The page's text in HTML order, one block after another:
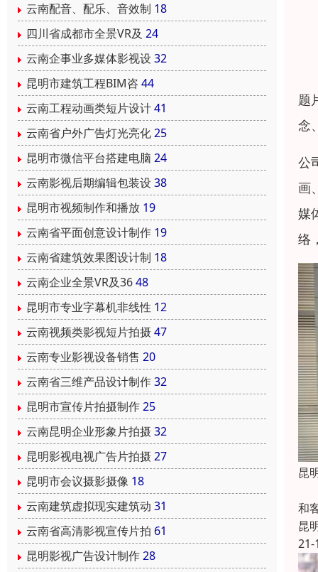
云南配音、配乐、音效制 18
四川省成都市全景VR及 24
云南企事业多媒体影视设 32
昆明市建筑工程BIM咨 44
云南工程动画类短片设计41
云南省户外广告灯光亮化25
昆明市微信平台搭建电脑 24
云南影视后期编辑包装设 38
昆明市视频制作和播放 19
云南省平面创意设计制作 19
云南省建筑效果图设计制 18
云南企业全景VR及3648
昆明市专业字幕机非线性 12
云南视频类影视短片拍摄47
云南专业影视设备销售 20
云南省三维产品设计制作32
昆明市宣传片拍摄制作25
云南昆明企业形象片拍摄32
昆明影视电视广告片拍摄27
昆明市会议摄影摄像 18
云南建筑虚拟现实建筑动 31
云南省高清影视宣传片拍 61
昆明影视广告设计制作28
题
念
公
画
媒
络
昆
和
昆
21-